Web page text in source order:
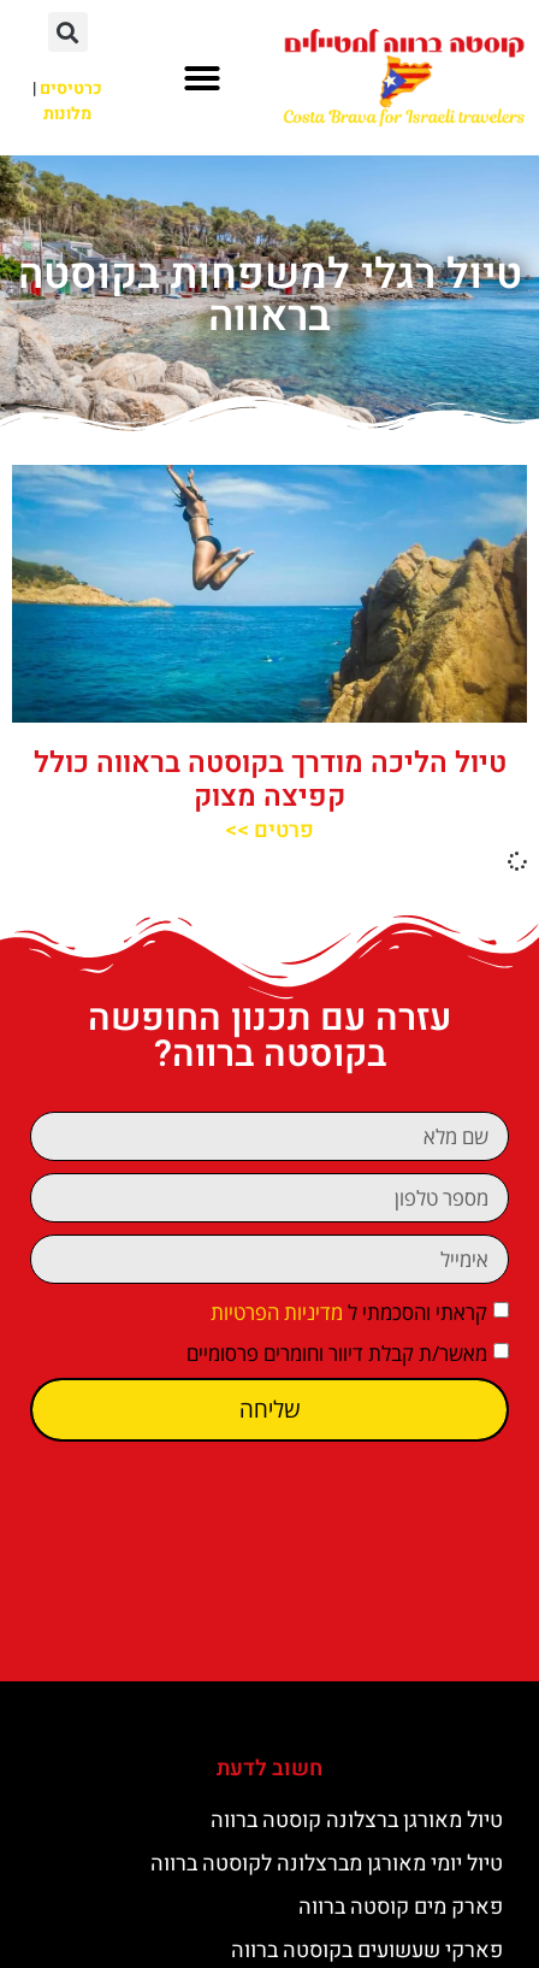
כרטיסים|
מלונות
טיול רגלי למשפחות בקוסטה
בראווה
טיול הליכה מודרך בקוסטה בראווה כולל
קפיצה מצוק
פרטים >>
עזרה עם תכנון החופשה
בקוסטה ברווה?
קראתי והסכמתי ל מדיניות הפרטיות
מאשר/ת קבלת דיוור וחומרים פרסומיים
שליחה
חשוב לדעת
טיול מאורגן ברצלונה קוסטה ברווה
טיול יומי מאורגן מברצלונה לקוסטה ברווה
פארק מים קוסטה ברווה
פארקי שעשועים בקוסטה ברווה